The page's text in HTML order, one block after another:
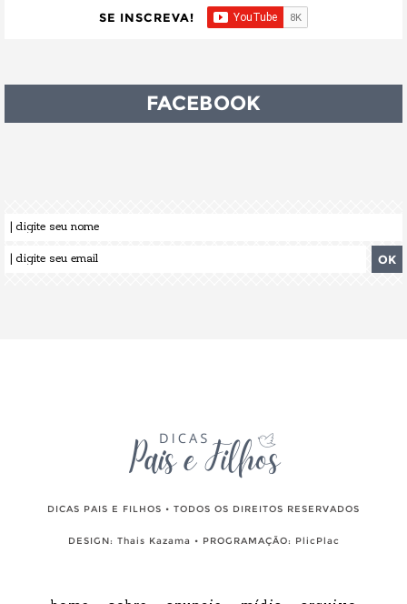
SE INSCREVA!
FACEBOOK
DICAS PAIS E FILHOS • TODOS OS DIREITOS RESERVADOS
DESIGN: Thais Kazama • PROGRAMAÇÃO: PlicPlac